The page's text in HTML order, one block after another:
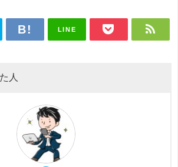
LINE
人